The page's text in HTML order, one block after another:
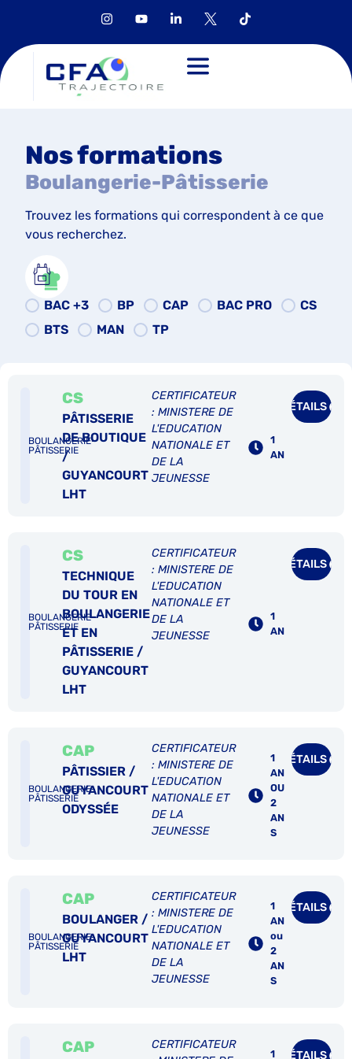
Nos formations
Boulangerie-Pâtisserie
Trouvez les formations qui correspondent à ce que
vous recherchez.
BAC +3 BP CAP BAC PRO
CS
BTS
MAN TP
BOULANGERIE-
PÂTISSERIE
CS
PÂTISSERIE
DE BOUTIQUE
/
GUYANCOURT
LHT
CERTIFICATEUR
: MINISTERE DE
L'EDUCATION
NATIONALE ET
DE LA
JEUNESSE
1
AN
DÉTAILS
BOULANGERIE-
PÂTISSERIE
CS
TECHNIQUE
DU TOUR EN
BOULANGERIE
ET EN
PÂTISSERIE /
GUYANCOURT
LHT
CERTIFICATEUR
: MINISTERE DE
L'EDUCATION
NATIONALE ET
DE LA
JEUNESSE
1
AN
DÉTAILS
BOULANGERIE-
PÂTISSERIE
CAP
PÂTISSIER /
GUYANCOURT
ODYSSÉE
CERTIFICATEUR
: MINISTERE DE
L'EDUCATION
NATIONALE ET
DE LA
JEUNESSE
1
AN
OU
2
AN
S
DÉTAILS
BOULANGERIE-
PÂTISSERIE
CAP
BOULANGER /
GUYANCOURT
LHT
CERTIFICATEUR
: MINISTERE DE
L'EDUCATION
NATIONALE ET
DE LA
JEUNESSE
1
AN
ou
2
AN
S
DÉTAILS
CAP
CERTIFICATEUR
1
DÉTAILS